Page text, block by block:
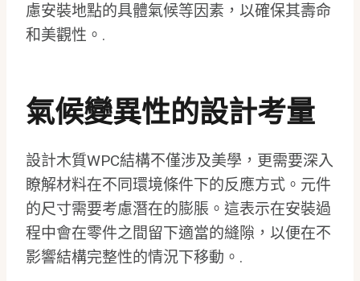
慮安裝地點的具體氣候等因素，以確保其壽命
和美觀性。.
氣候變異性的設計考量
設計木質WPC結構不僅涉及美學，更需要深入
瞭解材料在不同環境條件下的反應方式。元件
的尺寸需要考慮潛在的膨脹。這表示在安裝過
程中會在零件之間留下適當的縫隙，以便在不
影響結構完整性的情況下移動。.